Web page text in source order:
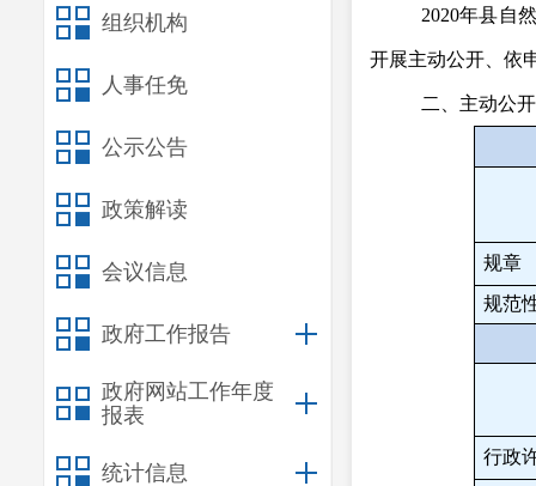
组织机构
人事任免
公示公告
政策解读
会议信息
政府工作报告
政府网站工作年度
报表
统计信息
2020年县自
开展主动公开、依
二、主动公
规章
规范
行政